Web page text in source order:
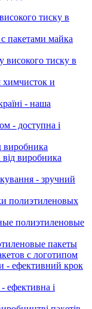
тиску в
пакетами майка
високого тиску в
химчисток и
- наша
- доступна і
виробника
від виробника
- зручний
полиэтиленовых
полиэтиленовые
пакеты
с логотипом
- ефективний крок
ефективна і